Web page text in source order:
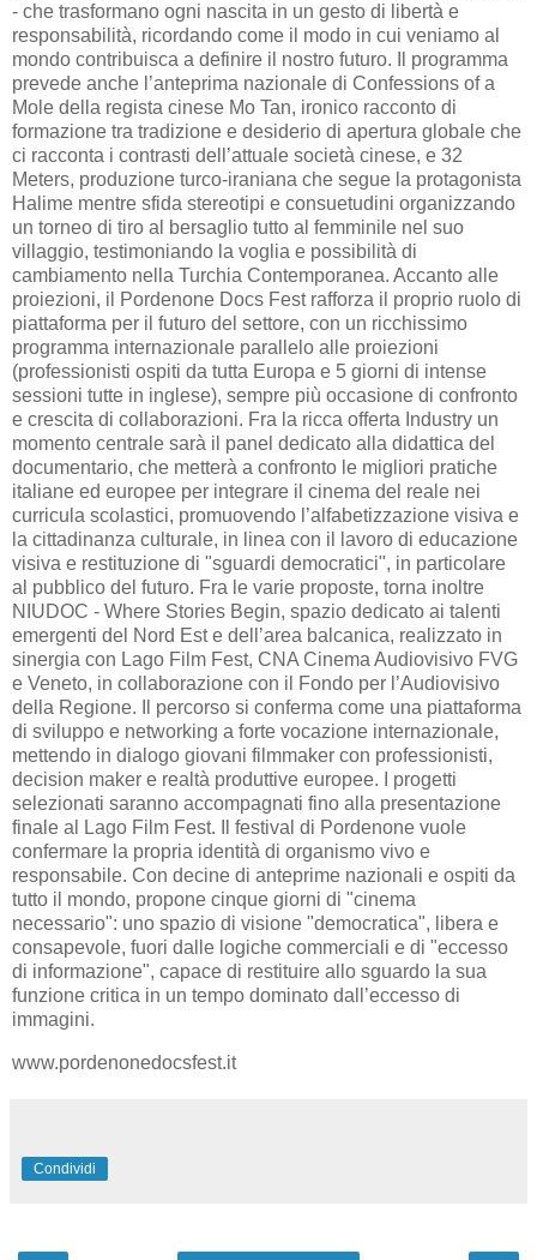
- che trasformano ogni nascita in un gesto di libertà e
responsabilità, ricordando come il modo in cui veniamo al
mondo contribuisca a definire il nostro futuro. Il programma
prevede anche l’anteprima nazionale di Confessions of a
Mole della regista cinese Mo Tan, ironico racconto di
formazione tra tradizione e desiderio di apertura globale che
ci racconta i contrasti dell’attuale società cinese, e 32
Meters, produzione turco-iraniana che segue la protagonista
Halime mentre sfida stereotipi e consuetudini organizzando
un torneo di tiro al bersaglio tutto al femminile nel suo
villaggio, testimoniando la voglia e possibilità di
cambiamento nella Turchia Contemporanea. Accanto alle
proiezioni, il Pordenone Docs Fest rafforza il proprio ruolo di
piattaforma per il futuro del settore, con un ricchissimo
programma internazionale parallelo alle proiezioni
(professionisti ospiti da tutta Europa e 5 giorni di intense
sessioni tutte in inglese), sempre più occasione di confronto
e crescita di collaborazioni. Fra la ricca offerta Industry un
momento centrale sarà il panel dedicato alla didattica del
documentario, che metterà a confronto le migliori pratiche
italiane ed europee per integrare il cinema del reale nei
curricula scolastici, promuovendo l’alfabetizzazione visiva e
la cittadinanza culturale, in linea con il lavoro di educazione
visiva e restituzione di "sguardi democratici", in particolare
al pubblico del futuro. Fra le varie proposte, torna inoltre
NIUDOC - Where Stories Begin, spazio dedicato ai talenti
emergenti del Nord Est e dell’area balcanica, realizzato in
sinergia con Lago Film Fest, CNA Cinema Audiovisivo FVG
e Veneto, in collaborazione con il Fondo per l’Audiovisivo
della Regione. Il percorso si conferma come una piattaforma
di sviluppo e networking a forte vocazione internazionale,
mettendo in dialogo giovani filmmaker con professionisti,
decision maker e realtà produttive europee. I progetti
selezionati saranno accompagnati fino alla presentazione
finale al Lago Film Fest. Il festival di Pordenone vuole
confermare la propria identità di organismo vivo e
responsabile. Con decine di anteprime nazionali e ospiti da
tutto il mondo, propone cinque giorni di "cinema
necessario": uno spazio di visione "democratica", libera e
consapevole, fuori dalle logiche commerciali e di "eccesso
di informazione", capace di restituire allo sguardo la sua
funzione critica in un tempo dominato dall’eccesso di
immagini.
www.pordenonedocsfest.it
Condividi